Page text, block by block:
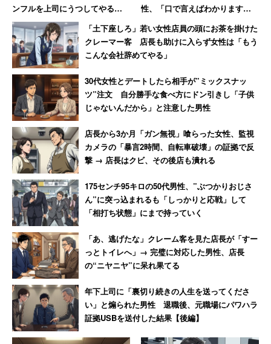
ンフルを上司にうつしてやる」
と思った男性 数年後その職場
は「潰された」【後編】
性、「口で言えばわかります
よ！」と顎をつかみ返し反撃 →
即行退職
「土下座しろ」若い女性店員の頭にお茶を掛けた
クレーマー客 店長も助けに入らず女性は「もう
こんな会社辞めてやる」
30代女性とデートしたら相手が”ミックスナッ
ツ”注文 自分勝手な食べ方にドン引きし「子供
じゃないんだから」と注意した男性
店長から3か月「ガン無視」喰らった女性、監視
カメラの「暴言2時間、自転車破壊」の証拠で反
撃 → 店長はクビ、その後店も潰れる
175センチ95キロの50代男性、”ぶつかりおじさ
ん”に突っ込まれるも「しっかりと応戦」して
「相打ち状態」にまで持っていく
「あ、逃げたな」クレーム客を見た店長が「すー
っとトイレへ」→ 完璧に対応した男性、店長
の“ニヤニヤ”に呆れ果てる
年下上司に「裏切り続きの人生を送ってくださ
い」と煽られた男性 退職後、元職場にパワハラ
証拠USBを送付した結果【後編】